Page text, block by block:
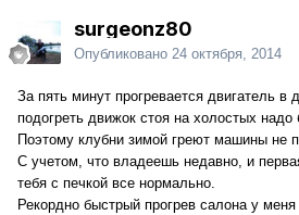
surgeonz80
Опубликовано 24 октября, 2014
За пять минут прогревается двигатель в
подогреть движок стоя на холостых
Поэтому клубни зимой греют машины не
С учетом, что владеешь недавно, и
тебя с печкой все нормально.
Рекордно быстрый прогрев салона у